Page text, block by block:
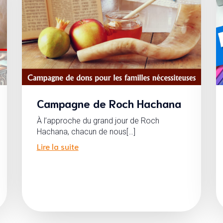
Campagne de Roch Hachana
À l’approche du grand jour de Roch
Hachana, chacun de nous[…]
Lire la suite